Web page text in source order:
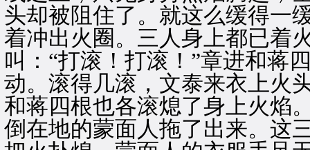
头却被阻住了。就这么缓得一
着冲出火圈。三人身上都已着
叫：“打滚！打滚！”章进和蒋
动。滚得几滚，文泰来衣上火
和蒋四根也各滚熄了身上火焰
倒在地的蒙面人拖了出来。这